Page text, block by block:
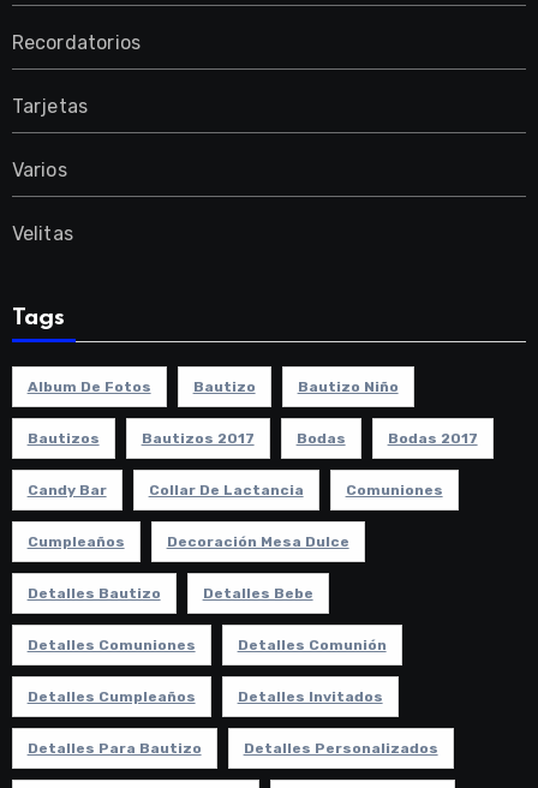
Recordatorios
Tarjetas
Varios
Velitas
Tags
Album De Fotos Bautizo Bautizo Niño
Bautizos Bautizos 2017 Bodas Bodas 2017
Candy Bar Collar De Lactancia Comuniones
Cumpleaños Decoración Mesa Dulce
Detalles Bautizo Detalles Bebe
Detalles Comuniones Detalles Comunión
Detalles Cumpleaños Detalles Invitados
Detalles Para Bautizo Detalles Personalizados